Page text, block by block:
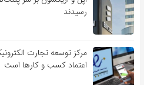
رسیدند
مرکز توسعه تجارت
اعتماد کسب و کارها است